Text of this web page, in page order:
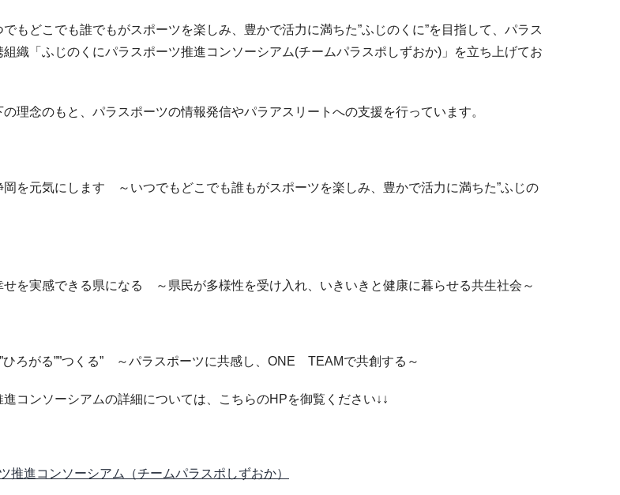
もどこでも誰でもがスポーツを楽しみ、豊かで活力に満ちた”ふじのくに”を目指して、パラス
織「ふじのくにパラスポーツ推進コンソーシアム(チームパラスポしずおか)」を立ち上げてお
理念のもと、パラスポーツの情報発信やパラアスリートへの支援を行っています。
を元気にします ～いつでもどこでも誰もがスポーツを楽しみ、豊かで活力に満ちた”ふじの
せを実感できる県になる ～県民が多様性を受け入れ、いきいきと健康に暮らせる共生社会～
ひろがる””つくる” ～パラスポーツに共感し、ONE TEAMで共創する～
コンソーシアムの詳細については、こちらのHPを御覧ください↓↓
推進コンソーシアム（チームパラスポしずおか）